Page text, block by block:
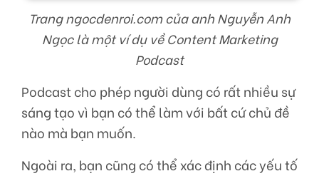
Trang ngocdenroi.com của anh Nguyễn Anh
Ngọc là một ví dụ về Content Marketing
Podcast
Podcast cho phép người dùng có rất nhiều sự
sáng tạo vì bạn có thể làm với bất cứ chủ đề
nào mà bạn muốn.
Ngoài ra, bạn cũng có thể xác định các yếu tố